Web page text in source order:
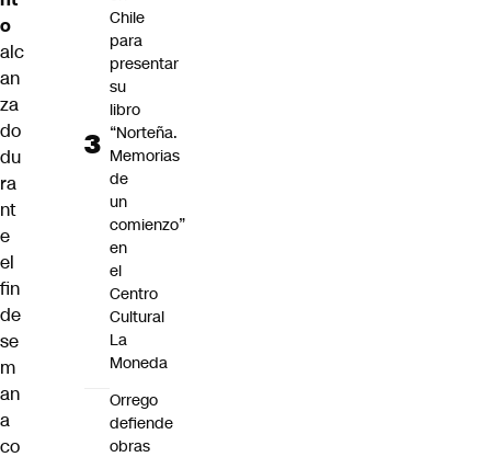
o
alc
an
za
do
du
ra
nt
e
el
fin
de
se
m
an
a
co
Chile
para
presentar
su
libro
“Norteña.
Memorias
de
un
comienzo”
en
el
Centro
Cultural
La
Moneda
Orrego
defiende
obras